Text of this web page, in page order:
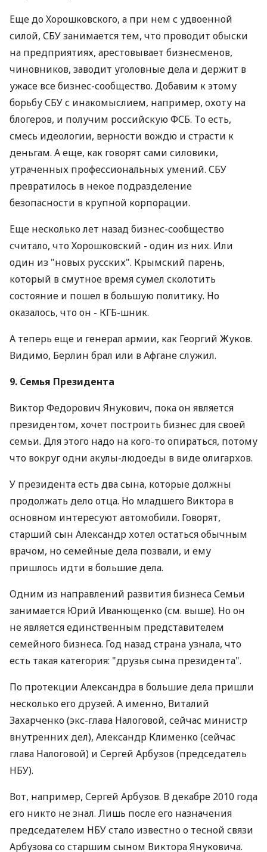
Еще до Хорошковского, а при нем с удвоенной
силой, СБУ занимается тем, что проводит обыски
на предприятиях, арестовывает бизнесменов,
чиновников, заводит уголовные дела и держит в
ужасе все бизнес-сообщество. Добавим к этому
борьбу СБУ с инакомыслием, например, охоту на
блогеров, и получим российскую ФСБ. То есть,
смесь идеологии, верности вождю и страсти к
деньгам. А еще, как говорят сами силовики,
утраченных профессиональных умений. СБУ
превратилось в некое подразделение
безопасности в крупной корпорации.
Еще несколько лет назад бизнес-сообщество
считало, что Хорошковский - один из них. Или
один из "новых русских". Крымский парень,
который в смутное время сумел сколотить
состояние и пошел в большую политику. Но
оказалось, что он - КГБ-шник.
А теперь еще и генерал армии, как Георгий Жуков.
Видимо, Берлин брал или в Афгане служил.
9. Семья Президента
Виктор Федорович Янукович, пока он является
президентом, хочет построить бизнес для своей
семьи. Для этого надо на кого-то опираться, потому
что вокруг одни акулы-людоеды в виде олигархов.
У президента есть два сына, которые должны
продолжать дело отца. Но младшего Виктора в
основном интересуют автомобили. Говорят,
старший сын Александр хотел остаться обычным
врачом, но семейные дела позвали, и ему
пришлось идти в большие дела.
Одним из направлений развития бизнеса Семьи
занимается Юрий Иванющенко (см. выше). Но он
не является единственным представителем
семейного бизнеса. Год назад страна узнала, что
есть такая категория: "друзья сына президента".
По протекции Александра в большие дела пришли
несколько его друзей. А именно, Виталий
Захарченко (экс-глава Налоговой, сейчас министр
внутренних дел), Александр Клименко (сейчас
глава Налоговой) и Сергей Арбузов (председатель
НБУ).
Вот, например, Сергей Арбузов. В декабре 2010 года
его никто не знал. Лишь после его назначения
председателем НБУ стало известно о тесной связи
Арбузова со старшим сыном Виктора Януковича.